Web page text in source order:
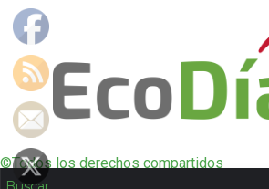
©Todos los derechos compartidos